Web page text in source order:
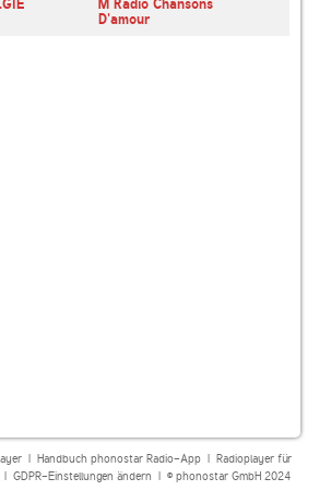
M Radio Chansons
D'amour
| Handbuch phonostar Radio-App| Radioplayer für
GDPR-Einstellungen ändern | © phonostar GmbH 2024